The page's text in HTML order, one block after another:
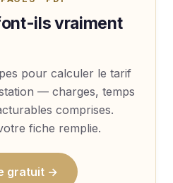
ils vraiment
pour calculer le tarif
— charges, temps
comprises.
fiche remplie.
gratuit →